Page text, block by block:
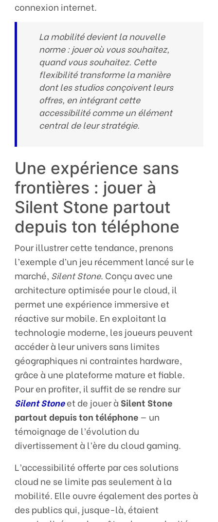
connexion internet.
La mobilité devient la nouvelle
norme : jouer où vous souhaitez,
quand vous souhaitez. Cette
flexibilité transforme la manière
dont les studios conçoivent leurs
offres, en intégrant cette
accessibilité comme un élément
central de leur stratégie.
Une expérience sans
frontières : jouer à
Silent Stone partout
depuis ton téléphone
Pour illustrer cette tendance, prenons
l’exemple d’un jeu récemment lancé sur le
marché, Silent Stone. Conçu avec une
architecture optimisée pour le cloud, il
permet une expérience immersive et
réactive sur mobile. En exploitant la
technologie moderne, les joueurs peuvent
accéder à leur univers sans limites
géographiques ni contraintes hardware,
grâce à une plateforme mature et fiable.
Pour en profiter, il suffit de se rendre sur
Silent Stoneet de jouer àSilent Stone
partout depuis ton téléphone — un
témoignage de l’évolution du
divertissement à l’ère du cloud gaming.
L’accessibilité offerte par ces solutions
cloud ne se limite pas seulement à la
mobilité. Elle ouvre également des portes à
des publics qui, jusque-là, étaient